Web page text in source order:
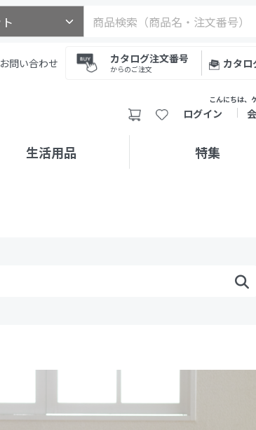
お問い合わせ カタログ注文番号
からのご注文 カタロ
こんにちは、
ログイン
生活用品 特集